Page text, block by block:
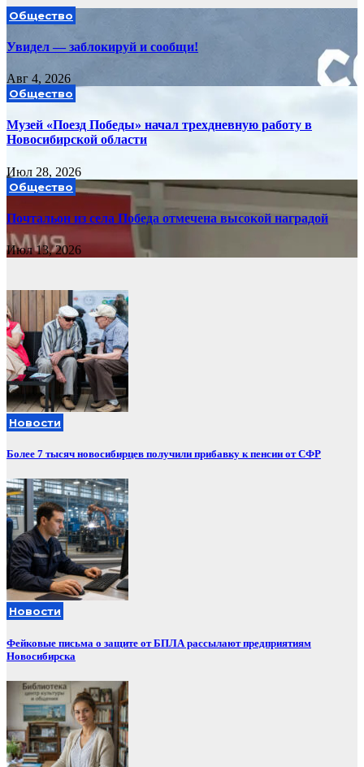
Общество
Увидел — заблокируй и сообщи!
Авг 4, 2026
Общество
Музей «Поезд Победы» начал трехдневную работу в
Новосибирской области
Июл 28, 2026
Общество
Почтальон из села Победа отмечена высокой наградой
Июл 13, 2026
Новости
Более 7 тысяч новосибирцев получили прибавку к пенсии от СФР
Новости
Фейковые письма о защите от БПЛА рассылают предприятиям
Новосибирска